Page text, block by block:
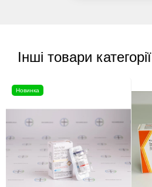
Інші товари категорії
Новинка